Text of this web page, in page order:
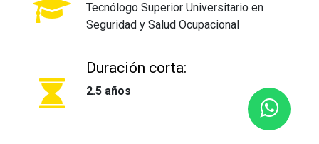
Tecnólogo Superior Universitario en
Seguridad y Salud Ocupacional
Duración corta:
2.5 años